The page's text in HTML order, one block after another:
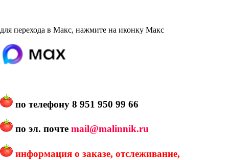
для перехода в Макс, нажмите на иконку Макс
по телефону 8 951 950 99 66
по эл. почте mail@malinnik.ru
информация о заказе, отслеживание,